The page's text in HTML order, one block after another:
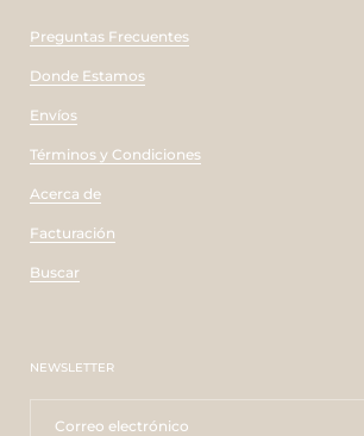
Preguntas Frecuentes
Donde Estamos
Envíos
Términos y Condiciones
Acerca de
Facturación
Buscar
NEWSLETTER